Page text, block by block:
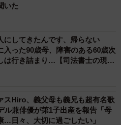
いた
にしてきたんです、帰らない
った90歳母、障害のある60歳次
は行き詰まり…【司法書士の現場
スHiro、義父母も義兄も超有名歌
ル兼俳優が第1子出産を報告「母
…日々、大切に過ごしたい」